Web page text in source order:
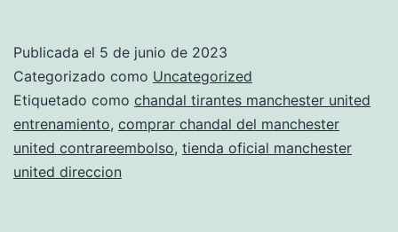
Publicada el 5 de junio de 2023
Categorizado como Uncategorized
Etiquetado como chandal tirantes manchester united
entrenamiento, comprar chandal del manchester
united contrareembolso, tienda oficial manchester
united direccion